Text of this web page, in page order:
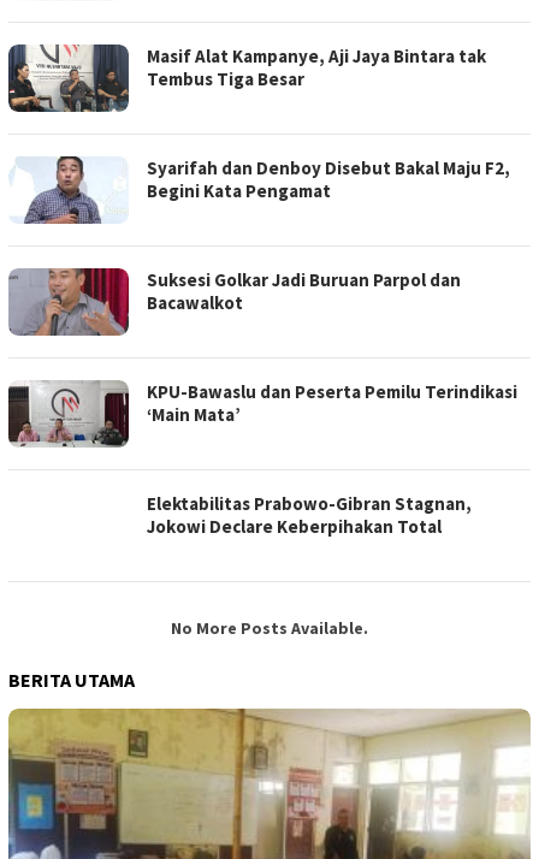
Masif Alat Kampanye, Aji Jaya Bintara tak
Tembus Tiga Besar
Syarifah dan Denboy Disebut Bakal Maju F2,
Begini Kata Pengamat
Suksesi Golkar Jadi Buruan Parpol dan
Bacawalkot
KPU-Bawaslu dan Peserta Pemilu Terindikasi
‘Main Mata’
Elektabilitas Prabowo-Gibran Stagnan,
Jokowi Declare Keberpihakan Total
No More Posts Available.
BERITA UTAMA